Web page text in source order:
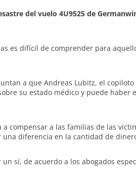
del vuelo 4U9525 de
es difícil de comprender para
a que Andreas Lubitz, el
su estado médico y puede haber
compensar a las familias de las
diferencia en la cantidad de
sí, de acuerdo a los abogados